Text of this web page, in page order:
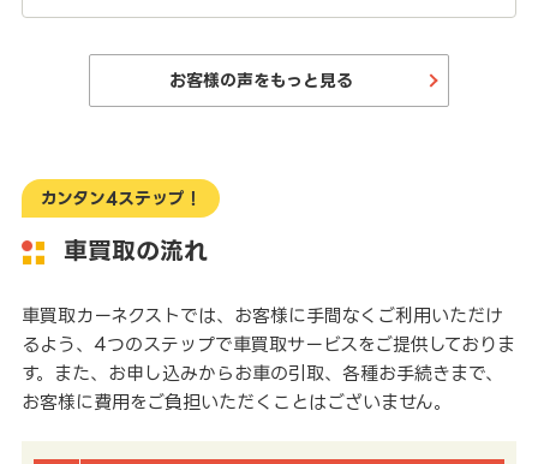
お客様の声をもっと見る
カンタン4ステップ！
車買取の流れ
車買取カーネクストでは、お客様に手間なくご利用いただけ
るよう、4つのステップで車買取サービスをご提供しておりま
す。また、お申し込みからお車の引取、各種お手続きまで、
お客様に費用をご負担いただくことはございません。